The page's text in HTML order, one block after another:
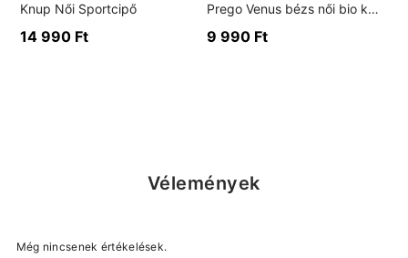
Knup Női Sportcipő
14 990 Ft
Prego Venus bézs női bio klumpa
9 990 Ft
Vélemények
Még nincsenek értékelések.